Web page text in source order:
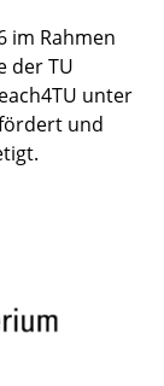
im Rahmen
der TU
unter
und